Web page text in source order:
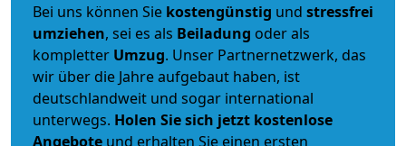
Bei uns können Sie kostengünstig und stressfrei
umziehen, sei es als Beiladung oder als
kompletter Umzug. Unser Partnernetzwerk, das
wir über die Jahre aufgebaut haben, ist
deutschlandweit und sogar international
unterwegs. Holen Sie sich jetzt kostenlose
Angebote und erhalten Sie einen ersten